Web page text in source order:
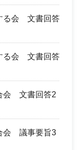
る会 文書回答
る会 文書回答
会 文書回答2
会 議事要旨3